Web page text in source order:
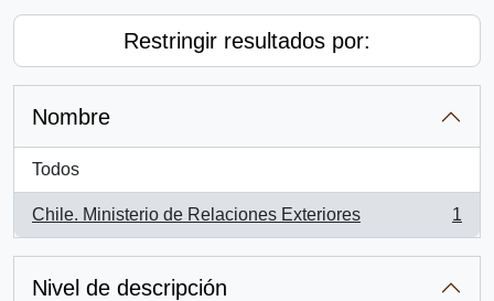
Restringir resultados por:
Nombre
Todos
Chile. Ministerio de Relaciones Exteriores
, 1 resultados
1
Nivel de descripción